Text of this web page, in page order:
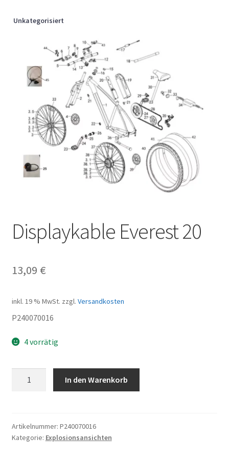
Unkategorisiert
Displaykable Everest 20
13,09 €
inkl. 19 % MwSt. zzgl. Versandkosten
P240070016
4 vorrätig
In den Warenkorb
Artikelnummer: P240070016
Kategorie: Explosionsansichten